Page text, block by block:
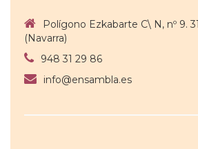
Polígono Ezkabarte C\ N, nº 9.
(Navarra)
948 31 29 86
info@ensambla.es